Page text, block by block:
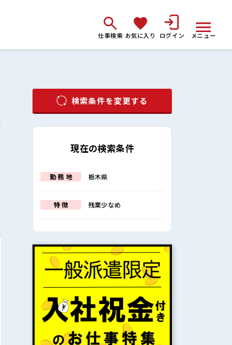
仕事検索 お気に入り ログイン メニュー
検索条件を変更する
現在の検索条件
勤 務 地 栃木県
特 徴 残業少なめ